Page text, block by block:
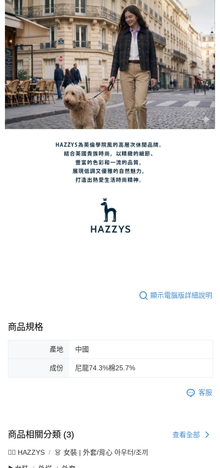
顯示電腦版詳細說明
商品規格
產地 中國
成份 尼龍74.3%棉25.7%
客服
商品相關分類 (3) 查看全部
🐕‍🦺 HAZZYS 👗 女裝 | 外套/背心 아우터/조끼